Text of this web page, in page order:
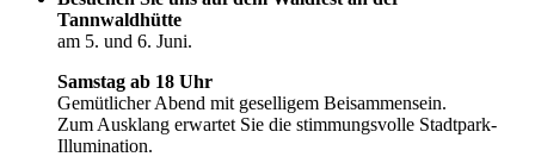
Tannwaldhütte
am 5. und 6. Juni.
Samstag ab 18 Uhr
Gemütlicher Abend mit geselligem Beisammensein.
Zum Ausklang erwartet Sie die stimmungsvolle Stadtpark-
Illumination.